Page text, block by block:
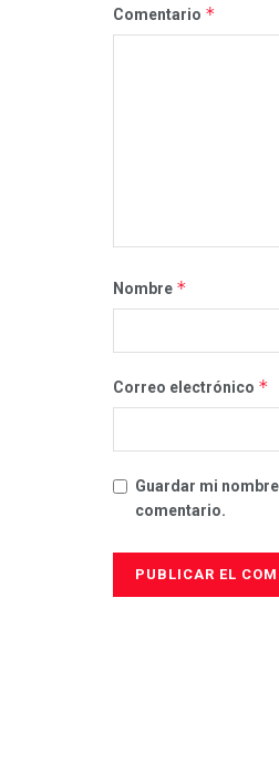
Comentario *
Nombre *
Correo electrónico *
Guardar mi
comentario.